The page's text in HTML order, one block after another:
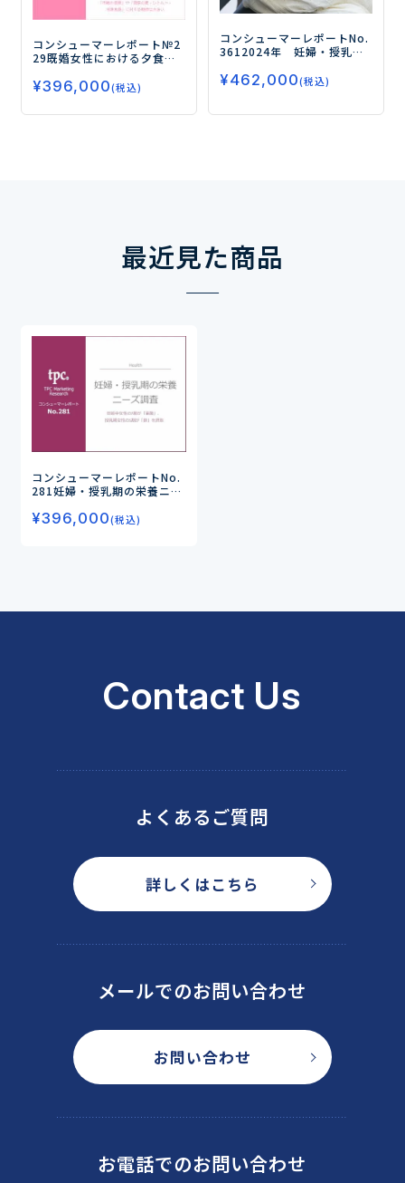
コンシューマーレポート№2
29既婚女性における夕食の
る―夕食の「献立決め」や
「調理」に対してストレス
を感じている人は8割を占
¥396,000(税込)
コンシューマーレポートNo.
3612024年 妊婦・授乳期
母親の自分自身に対する栄
養の意識がアップ！－
¥462,000(税込)
最近見た商品
コンシューマーレポートNo.
281妊婦・授乳期の栄養ニー
「葉酸」、授乳期女性の5割
が「鉄」を摂取―
¥396,000(税込)
Contact Us
よくあるご質問
詳しくはこちら
メールでのお問い合わせ
お問い合わせ
お電話でのお問い合わせ